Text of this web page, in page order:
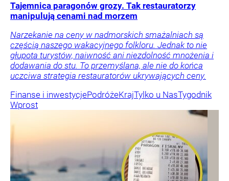
Tajemnica paragonów grozy. Tak restauratorzy
manipulują cenami nad morzem
Narzekanie na ceny w nadmorskich smażalniach są
częścią naszego wakacyjnego folkloru. Jednak to nie
głupota turystów, naiwność ani niezdolność mnożenia i
dodawania do stu. To przemyślana, ale nie do końca
uczciwa strategia restauratorów ukrywających ceny.
Finanse i inwestycjePodróżeKrajTylko u NasTygodnik
Wprost